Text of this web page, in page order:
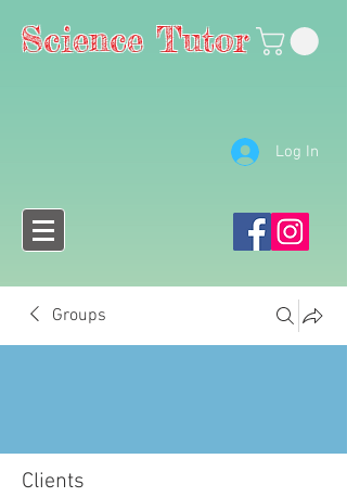
Science Tutor
Log In
Groups
Clients